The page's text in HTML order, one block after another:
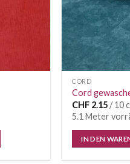
CORD
Cord
CHF 2.15/ 10
5.1 Meter
IN DEN